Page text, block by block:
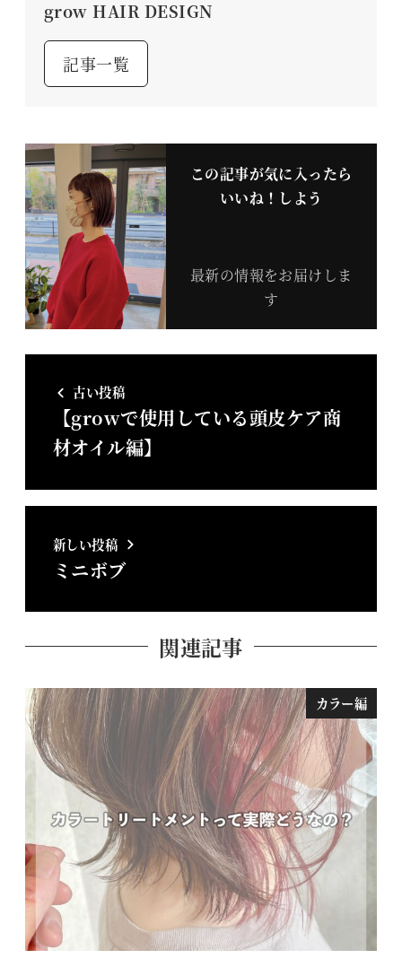
grow HAIR DESIGN
記事一覧
この記事が気に入ったら
いいね！しよう
最新の情報をお届けしま
す
古い投稿
【growで使用している頭皮ケア商
材オイル編】
新しい投稿
ミニボブ
関連記事
カラー編